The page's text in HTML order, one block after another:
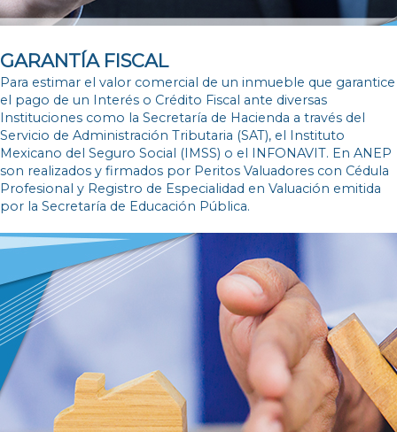
GARANTÍA FISCAL
Para estimar el valor comercial de un inmueble que garantice
el pago de un Interés o Crédito Fiscal ante diversas
Instituciones como la Secretaría de Hacienda a través del
Servicio de Administración Tributaria (SAT), el Instituto
Mexicano del Seguro Social (IMSS) o el INFONAVIT. En ANEP
son realizados y firmados por Peritos Valuadores con Cédula
Profesional y Registro de Especialidad en Valuación emitida
por la Secretaría de Educación Pública.